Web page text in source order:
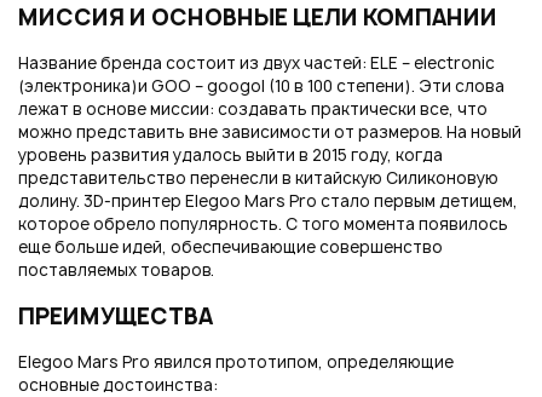
МИССИЯ И ОСНОВНЫЕ ЦЕЛИ КОМПАНИИ
Название бренда состоит из двух частей: ELE – electronic
(электроника)и GOO – googol (10 в 100 степени). Эти слова
лежат в основе миссии: создавать практически все, что
можно представить вне зависимости от размеров. На новый
уровень развития удалось выйти в 2015 году, когда
представительство перенесли в китайскую Силиконовую
долину. 3D-принтер Elegoo Mars Pro стало первым детищем,
которое обрело популярность. С того момента появилось
еще больше идей, обеспечивающие совершенство
поставляемых товаров.
ПРЕИМУЩЕСТВА
Elegoo Mars Pro явился прототипом, определяющие
основные достоинства: